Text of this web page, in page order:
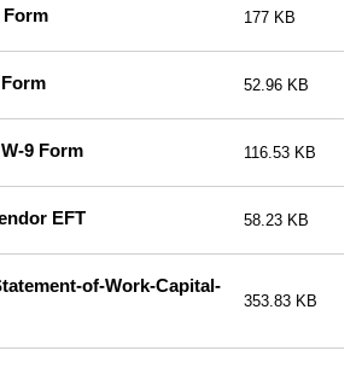
Form 177 KB
52.96 KB
9 Form 116.53 KB
EFT 58.23 KB
of-Work-Capital-
353.83 KB